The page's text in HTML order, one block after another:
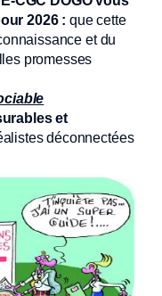
2026 : que cette
et du
promesses
et
déconnectées